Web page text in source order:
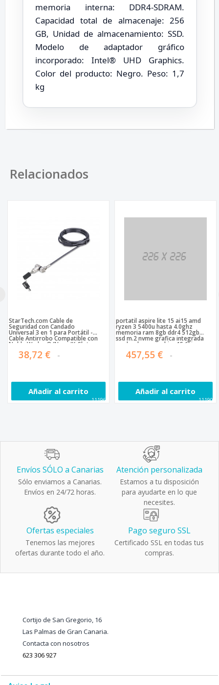
memoria interna: DDR4-SDRAM.
Capacidad total de almacenaje: 256
GB, Unidad de almacenamiento: SSD.
Modelo de adaptador gráfico
incorporado: Intel® UHD Graphics.
Color del producto: Negro. Peso: 1,7
kg
Relacionados
StarTech.com Cable de
Seguridad con Candado
Universal 3 en 1 para Portátil -
Cable Antirrobo Compatible con
Noble Wedge®/Nano/K-Slot
para Portát
38,72 €
Añadir al carrito
111963
portatil aspire lite 15 ai15 amd
ryzen 3 5400u hasta 4.0ghz
memoria ram 8gb ddr4 512gb
ssd m.2 nvme grafica integrada
amd radeon graphics 15.6' ips
full hd slimbezer 1920 x 1080
pixeles/ 250 cd / m²
457,55 €
Añadir al carrito
111902
Envíos SÓLO a Canarias
Sólo enviamos a Canarias.
Envíos en 24/72 horas.
Atención personalizada
Estamos a tu disposición
para ayudarte en lo que
necesites.
Ofertas especiales
Tenemos las mejores
ofertas durante todo el año.
Pago seguro SSL
Certificado SSL en todas tus
compras.
Cortijo de San Gregorio, 16
Las Palmas de Gran Canaria.
Contacta con nosotros
623 306 927